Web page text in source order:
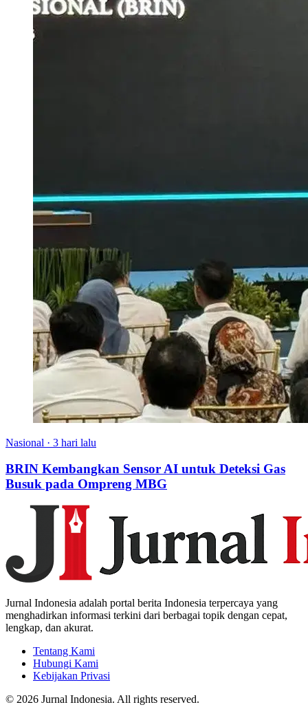
Nasional · 3 hari lalu
BRIN Kembangkan Sensor AI untuk Deteksi Gas
Busuk pada Ompreng MBG
Jurnal Indonesia adalah portal berita Indonesia terpercaya yang
menghadirkan informasi terkini dari berbagai topik dengan cepat,
lengkap, dan akurat.
Tentang Kami
Hubungi Kami
Kebijakan Privasi
© 2026 Jurnal Indonesia. All rights reserved.